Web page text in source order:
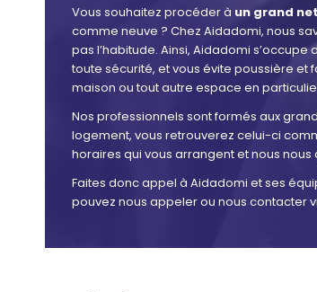
Vous souhaitez procéder à un grand
comme neuve ? Chez Aidadomi, nous
pas l’habitude. Ainsi, Aidadomi
toute sécurité, et vous évite poussière
maison ou tout autre espace en
Nos professionnels sont formés aux
logement, vous retrouverez celui-ci
horaires qui vous arrangent et nous nous
Faites donc appel à Aidadomi et ses
pouvez nous appeler ou nous contacter